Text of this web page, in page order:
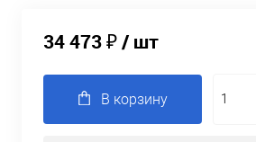
34 473 ₽/ шт
В корзину